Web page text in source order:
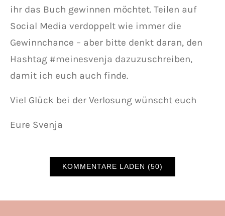
ihr das Buch gewinnen möchtet. Teilen auf
Social Media verdoppelt wie immer die
Gewinnchance – aber bitte denkt daran, den
Hashtag #meinesvenja dazuzuschreiben,
damit ich euch auch finde.
Viel Glück bei der Verlosung wünscht euch
Eure Svenja
KOMMENTARE LADEN (50)